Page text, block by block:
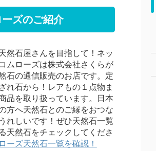
ズのご紹介
然石屋さんを目指して！ネッ
ムローズは株式会社さくらが
石の通信販売のお店です。定
れ石から！レアもの１点物ま
品を取り扱っています。日本
方へ天然石とのご縁をおつな
れしいです！ぜひ天然石一覧
天然石をチェックしてくださ
ーズ天然石一覧を確認！